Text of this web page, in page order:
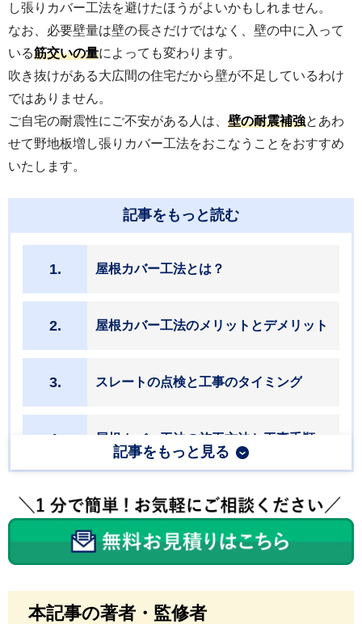
し張りカバー工法を避けたほうがよいかもしれません。
なお、必要壁量は壁の長さだけではなく、壁の中に入って
いる筋交いの量によっても変わります。
吹き抜けがある大広間の住宅だから壁が不足しているわけ
ではありません。
ご自宅の耐震性にご不安がある人は、 壁の耐震補強とあわ
せて野地板増し張りカバー工法をおこなうことをおすすめ
いたします。
記事をもっと読む
1. 屋根カバー工法とは？
2. 屋根カバー工法のメリットとデメリット
3. スレートの点検と工事のタイミング
4. 屋根カバー工法の施工方法と工事手順
5. 屋根カバー工法の費用と相場
見積り書の見かたと注意点
7. 屋根カバー工法をおこなう業者の選び方
記事をもっと見る
本記事の著者・監修者